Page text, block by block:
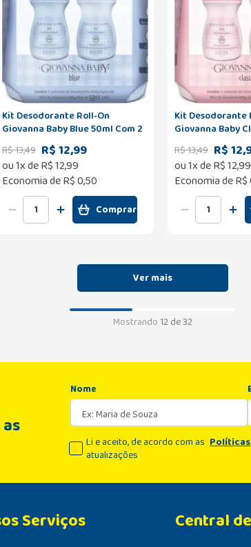
Kit Desodorante Roll-On
Giovanna Baby Blue 50ml Com 2
Unidades 50% de Desconto na
Segunda Unidade
R$13,49 R$ 12,99
ou1x deR$12,99
Economia deR$ 0,50
Comprar
Kit Desodorante
Giovanna Baby
2 Unidades 50%
Segunda
R$13,49 R$
ou1x deR$12,99
Economia deR$
Mostrando12 de 32
Nome
Li e aceito, de acordo com as
atualizações
Central